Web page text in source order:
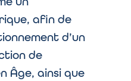
afin de
d’un
de
Âge, ainsi que